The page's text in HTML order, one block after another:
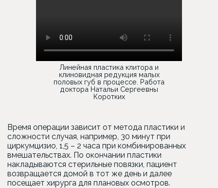
Линейная пластика клитора и
клиновидная редукция малых
половых губ в процессе. Работа
доктора Натальи Сергеевны
Коротких
Время операции зависит от метода пластики и
сложности случая, например, 30 минут при
циркумцизио, 1,5 – 2 часа при комбинированных
вмешательствах. По окончании пластики
накладываются стерильные повязки, пациент
возвращается домой в тот же день и далее
посещает хирурга для плановых осмотров.